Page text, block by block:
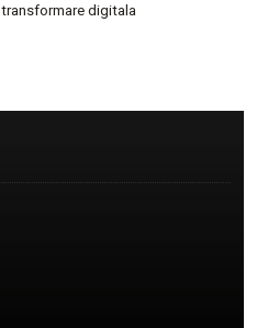
transformare digitala